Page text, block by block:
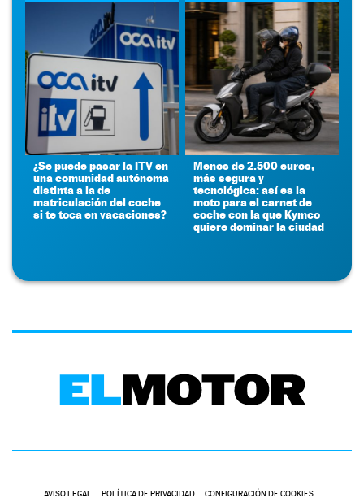
¿Se puede pasar la ITV en
una comunidad autónoma
distinta a la de
matriculación del coche
si te toca en vacaciones?
Menos de 2.500 euros,
más segura y
tecnológica: así es la
moto para el carnet de
coche con la que Kymco
quiere dominar la ciudad
AVISO LEGAL POLÍTICA DE PRIVACIDAD CONFIGURACIÓN DE COOKIES